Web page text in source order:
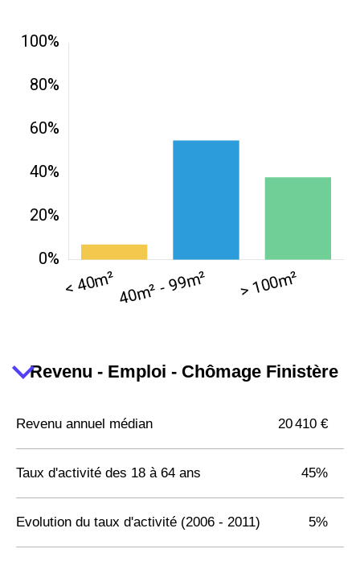
Revenu - Emploi - Chômage Finistère
Revenu annuel médian 20 410 €
Taux d'activité des 18 à 64 ans 45%
Evolution du taux d'activité (2006 - 2011) 5%